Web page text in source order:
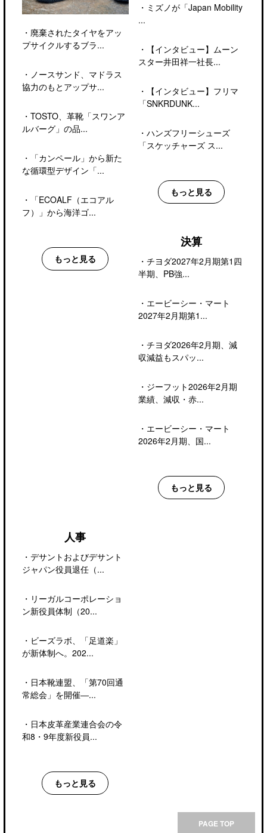
・ 廃棄されたタイヤをアッ
プサイクルするブラ...
・ ノースサンド、マドラス
協力のもとアップサ...
・ TOSTO、革靴「スワンア
ルバーグ」の品...
・
「カンペール」から新た
な循環型デザイン「...
・
「ECOALF（エコアル
フ）」から海洋ゴ...
もっと見る
・ ミズノが「Japan Mobility
...
・
【インタビュー】ムーン
スター井田祥一社長...
・
【インタビュー】フリマ
「SNKRDUNK...
・ ハンズフリーシューズ
「スケッチャーズ ス...
もっと見る
決算
・ チヨダ2027年2月期第1四
半期、PB強...
・ エービーシー・マート
2027年2月期第1...
・ チヨダ2026年2月期、減
収減益もスパッ...
・ ジーフット2026年2月期
業績、減収・赤...
・ エービーシー・マート
2026年2月期、国...
もっと見る
人事
・ デサントおよびデサント
ジャパン役員退任（...
・ リーガルコーポレーショ
ン新役員体制（20...
・ ビーズラボ、「足道楽」
が新体制へ。202...
・ 日本靴連盟、「第70回通
常総会」を開催―...
・ 日本皮革産業連合会の令
和8・9年度新役員...
もっと見る
PAGE TOP